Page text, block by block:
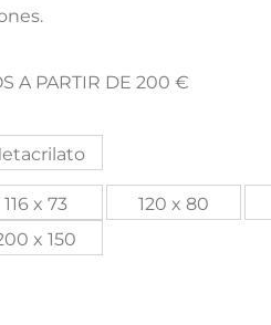
A PARTIR DE 200 €
116 x 73 120 x 80
x 150